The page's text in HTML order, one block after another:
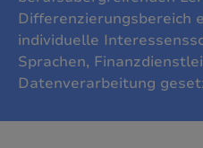
Differenzierungsbereich
individuelle
Sprachen,
Datenverarbeitung